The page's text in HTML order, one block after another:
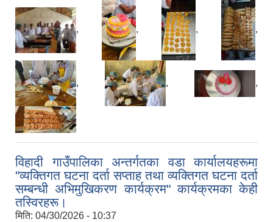
, , , ,
, , ,
विहादी गाउँपालिका अन्तर्गतका वडा कार्यालयहरूमा
"व्यक्तिगत घटना दर्ता सप्ताह तथा व्यक्तिगत घटना दर्ता
सम्बन्धी अभिमुखिकरण कार्यक्रम" कार्यक्रमका केही
तस्विरहरू।
मिति: 04/30/2026 - 10:37